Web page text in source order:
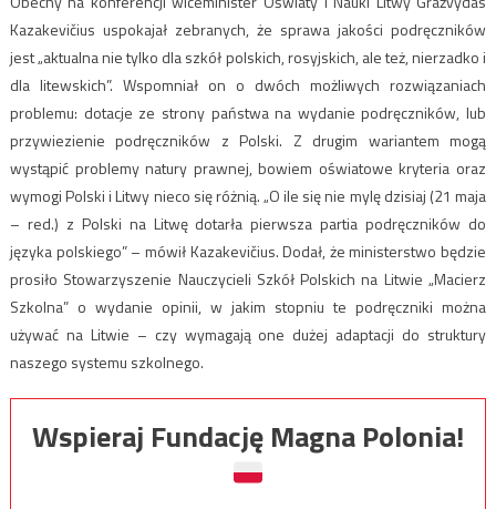
Kazakevičius uspokajał zebranych, że sprawa jakości podręczników
jest „aktualna nie tylko dla szkół polskich, rosyjskich, ale też, nierzadko i
dla litewskich”. Wspomniał on o dwóch możliwych rozwiązaniach
problemu: dotacje ze strony państwa na wydanie podręczników, lub
przywiezienie podręczników z Polski. Z drugim wariantem mogą
wystąpić problemy natury prawnej, bowiem oświatowe kryteria oraz
wymogi Polski i Litwy nieco się różnią. „O ile się nie mylę dzisiaj (21 maja
– red.) z Polski na Litwę dotarła pierwsza partia podręczników do
języka polskiego” – mówił Kazakevičius. Dodał, że ministerstwo będzie
prosiło Stowarzyszenie Nauczycieli Szkół Polskich na Litwie „Macierz
Szkolna” o wydanie opinii, w jakim stopniu te podręczniki można
używać na Litwie – czy wymagają one dużej adaptacji do struktury
naszego systemu szkolnego.
Wspieraj Fundację Magna Polonia!